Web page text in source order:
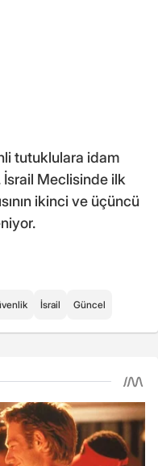
tutuklulara idam
İsrail Meclisinde ilk
ikinci ve üçüncü
İsrail Güncel